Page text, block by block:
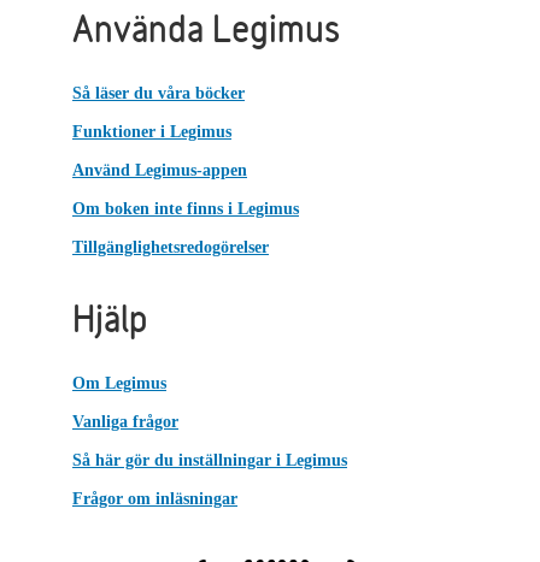
Använda Legimus
Så läser du våra böcker
Funktioner i Legimus
Använd Legimus-appen
Om boken inte finns i Legimus
Tillgänglighetsredogörelser
Hjälp
Om Legimus
Vanliga frågor
Så här gör du inställningar i Legimus
Frågor om inläsningar